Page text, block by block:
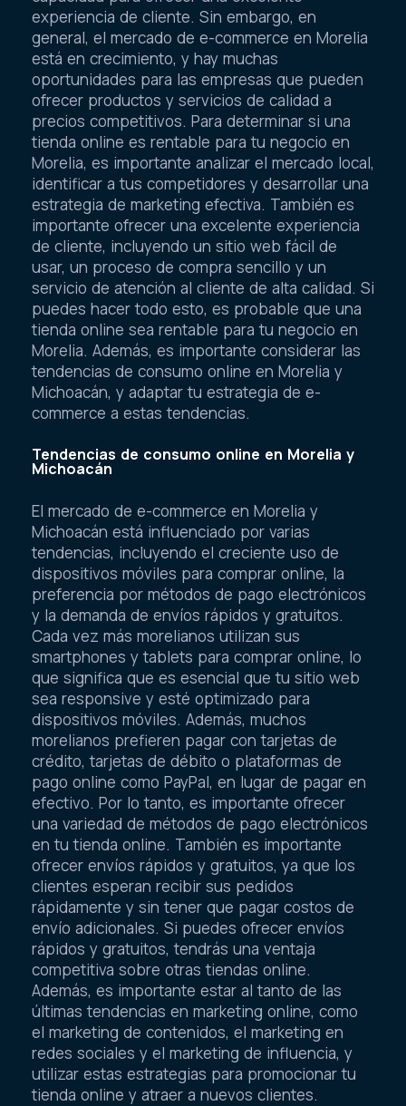
experiencia de cliente. Sin embargo, en
general, el mercado de e-commerce en Morelia
está en crecimiento, y hay muchas
oportunidades para las empresas que pueden
ofrecer productos y servicios de calidad a
precios competitivos. Para determinar si una
tienda online es rentable para tu negocio en
Morelia, es importante analizar el mercado local,
identificar a tus competidores y desarrollar una
estrategia de marketing efectiva. También es
importante ofrecer una excelente experiencia
de cliente, incluyendo un sitio web fácil de
usar, un proceso de compra sencillo y un
servicio de atención al cliente de alta calidad. Si
puedes hacer todo esto, es probable que una
tienda online sea rentable para tu negocio en
Morelia. Además, es importante considerar las
tendencias de consumo online en Morelia y
Michoacán, y adaptar tu estrategia de e-
commerce a estas tendencias.
Tendencias de consumo online en Morelia y
Michoacán
El mercado de e-commerce en Morelia y
Michoacán está influenciado por varias
tendencias, incluyendo el creciente uso de
dispositivos móviles para comprar online, la
preferencia por métodos de pago electrónicos
y la demanda de envíos rápidos y gratuitos.
Cada vez más morelianos utilizan sus
smartphones y tablets para comprar online, lo
que significa que es esencial que tu sitio web
sea responsive y esté optimizado para
dispositivos móviles. Además, muchos
morelianos prefieren pagar con tarjetas de
crédito, tarjetas de débito o plataformas de
pago online como PayPal, en lugar de pagar en
efectivo. Por lo tanto, es importante ofrecer
una variedad de métodos de pago electrónicos
en tu tienda online. También es importante
ofrecer envíos rápidos y gratuitos, ya que los
clientes esperan recibir sus pedidos
rápidamente y sin tener que pagar costos de
envío adicionales. Si puedes ofrecer envíos
rápidos y gratuitos, tendrás una ventaja
competitiva sobre otras tiendas online.
Además, es importante estar al tanto de las
últimas tendencias en marketing online, como
el marketing de contenidos, el marketing en
redes sociales y el marketing de influencia, y
utilizar estas estrategias para promocionar tu
tienda online y atraer a nuevos clientes.